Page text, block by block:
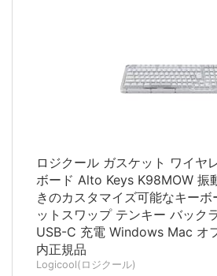
ロジクール ガスケット ワイヤ
ボード Alto Keys K98MOW 振
きのカスタマイズ可能なキー
ットスワップ テンキー バック
USB-C 充電 Windows Mac オ
内正規品
Logicool(ロジクール)